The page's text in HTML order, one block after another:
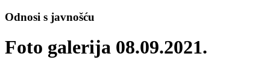
Odnosi s javnošću
Foto galerija 08.09.2021.